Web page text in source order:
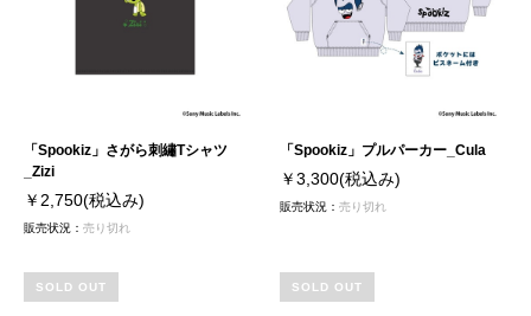
「Spookiz」さがら刺繡Tシャツ
_Zizi
￥2,750(税込み)
販売状況： 売り切れ
「Spookiz」プルパーカー_Cula
￥3,300(税込み)
販売状況：売り切れ
SOLD OUT SOLD OUT